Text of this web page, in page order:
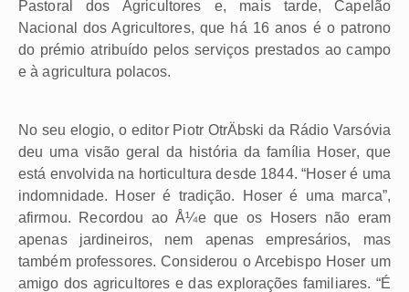
Pastoral dos Agricultores e, mais tarde, Capelão
Nacional dos Agricultores, que há 16 anos é o patrono
do prémio atribuído pelos serviços prestados ao campo
e à agricultura polacos.
No seu elogio, o editor Piotr OtrÄbski da Rádio Varsóvia
deu uma visão geral da história da família Hoser, que
está envolvida na horticultura desde 1844. “Hoser é uma
indomnidade. Hoser é tradição. Hoser é uma marca”,
afirmou. Recordou ao Å¼e que os Hosers não eram
apenas jardineiros, nem apenas empresários, mas
também professores. Considerou o Arcebispo Hoser um
amigo dos agricultores e das explorações familiares. “É